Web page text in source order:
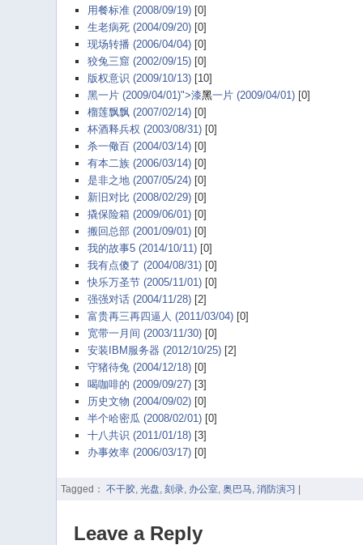
用餐标准 (2008/09/19)[0]
生老病死 (2004/09/20)[0]
现场转播 (2006/04/04)[0]
狡兔三窟 (2002/09/15)[0]
版权意识 (2009/10/13)[10]
黑一片 (2009/04/01)">漆黑一片 (2009/04/01)[0]
榴莲飘飘 (2007/02/14)[0]
杯酒释兵权 (2003/08/31)[0]
杀一儆百 (2004/03/14)[0]
有本二族 (2006/03/14)[0]
是非之地 (2007/05/24)[0]
新旧对比 (2008/02/29)[0]
撬保险箱 (2009/06/01)[0]
搬回总部 (2001/09/01)[0]
我的故事5 (2014/10/11)[0]
我有点傻了 (2004/08/31)[0]
快乐万圣节 (2005/11/01)[0]
强强对话 (2004/11/28)[2]
富贵再三再四逼人 (2011/03/04)[0]
宽带一月间 (2003/11/30)[0]
安装IBM服务器 (2012/10/25)[2]
守猪待兔 (2004/12/18)[0]
喝咖啡的 (2009/09/27)[3]
历史文物 (2004/09/02)[0]
半个哈密瓜 (2008/02/01)[0]
十八共识 (2011/01/18)[3]
办事效率 (2006/03/17)[0]
Tagged： 不干胶, 光盘, 刻录, 办公室, 奥巴马, 消防演习 |
Leave a Reply